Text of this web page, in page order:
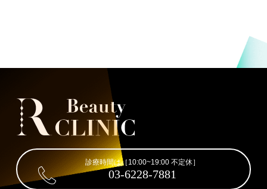
診療時間は［10:00~19:00 不定休］
03-6228-7881